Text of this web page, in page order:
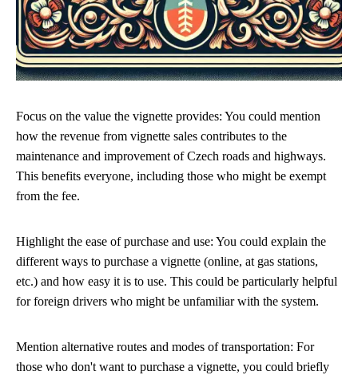
Focus on the value the vignette provides: You could mention
how the revenue from vignette sales contributes to the
maintenance and improvement of Czech roads and highways.
This benefits everyone, including those who might be exempt
from the fee.
Highlight the ease of purchase and use: You could explain the
different ways to purchase a vignette (online, at gas stations,
etc.) and how easy it is to use. This could be particularly helpful
for foreign drivers who might be unfamiliar with the system.
Mention alternative routes and modes of transportation: For
those who don't want to purchase a vignette, you could briefly